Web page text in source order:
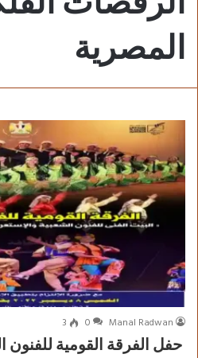
المصرية
Manal Radwan
0
3
حفل الفرقة القومية للفنون